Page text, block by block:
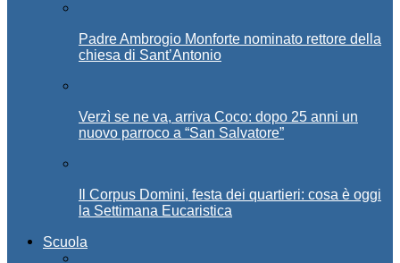
Padre Ambrogio Monforte nominato rettore della
chiesa di Sant’Antonio
Verzì se ne va, arriva Coco: dopo 25 anni un
nuovo parroco a “San Salvatore”
Il Corpus Domini, festa dei quartieri: cosa è oggi
la Settimana Eucaristica
Scuola